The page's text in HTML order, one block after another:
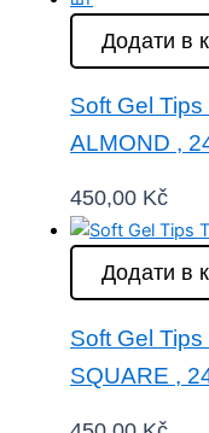
Додати в
Soft Gel
ALMOND ,
450,00 Kč
Додати в
Soft Gel
SQUARE ,